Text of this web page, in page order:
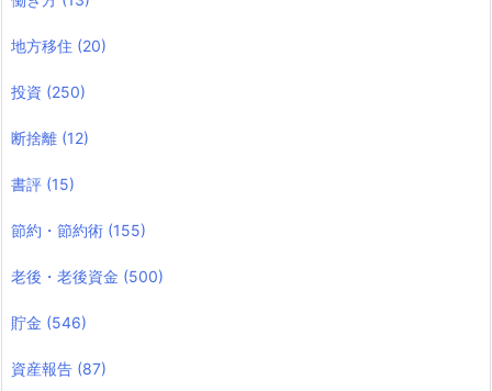
地方移住 (20)
投資 (250)
断捨離 (12)
書評 (15)
節約・節約術 (155)
老後・老後資金 (500)
貯金 (546)
資産報告 (87)